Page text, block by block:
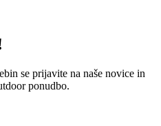
se prijavite na naše novice in
ponudbo.